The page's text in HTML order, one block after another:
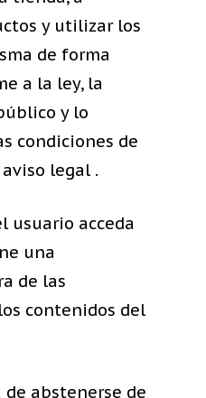
y utilizar los
de forma
a la ley, la
y lo
condiciones de
legal .
usuario acceda
una
de las
contenidos del
abstenerse de